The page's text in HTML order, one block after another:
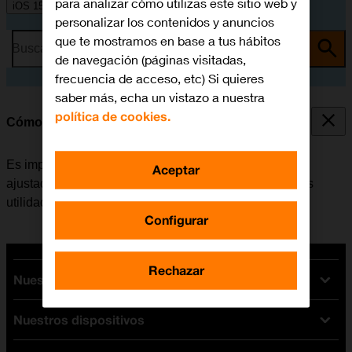
iOS 15.0
Busca por problema o tema
Cómo ajustar la fecha y la hora
Es importante que la fecha y la hora del móvil estén
ajustadas correctamente, de lo contrario algunas de las
utilidades del teléfono no funcionarán.
Nuestras tarifas
Tarifas Orange
Tarifas fibra y móvil
Nuestros dispositivos
personalizar los contenidos y anuncios
que te mostramos en base a tus hábitos
de navegación (páginas visitadas,
frecuencia de acceso, etc) Si quieres
saber más, echa un vistazo a nuestra
política de cookies.
Configurar
Rechazar
Aceptar